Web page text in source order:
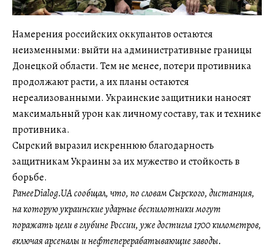
Намерения российских оккупантов остаются
неизменными: выйти на административные границы
Донецкой области. Тем не менее, потери противника
продолжают расти, а их планы остаются
нереализованными. Украинские защитники наносят
максимальный урон как личному составу, так и технике
противника.
Сырский выразил искреннюю благодарность
защитникам Украины за их мужество и стойкость в
борьбе.
РанееDialog.UA сообщал, что, по словам Сырского, дистанция,
на которую украинские ударные беспилотники могут
поражать цели в глубине России, уже достигла 1700 километров,
включая арсеналы и нефтеперерабатывающие заводы.